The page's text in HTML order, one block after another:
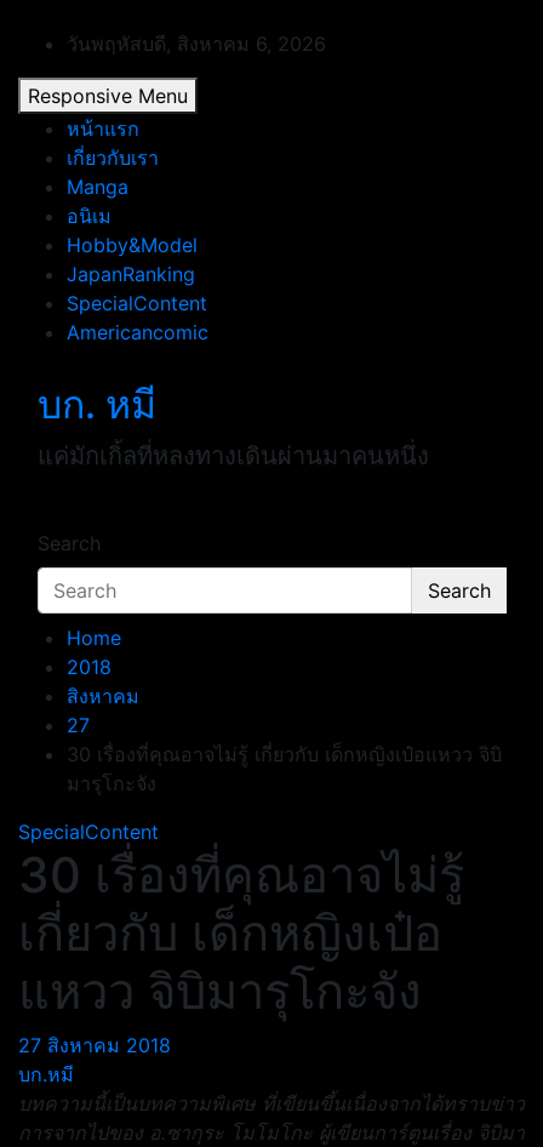
content
วันพฤหัสบดี, สิงหาคม 6, 2026
Responsive Menu
หน้าแรก
เกี่ยวกับเรา
Manga
อนิเม
Hobby&Model
JapanRanking
SpecialContent
Americancomic
บก. หมี
แค่มักเกิ้ลที่หลงทางเดินผ่านมาคนหนึ่ง
Search
Search
Home
2018
สิงหาคม
27
30 เรื่องที่คุณอาจไม่รู้ เกี่ยวกับ เด็กหญิงเป๋อแหวว จิบิ
มารุโกะจัง
SpecialContent
30 เรื่องที่คุณอาจไม่รู้
เกี่ยวกับ เด็กหญิงเป๋อ
แหวว จิบิมารุโกะจัง
27 สิงหาคม 2018
บก.หมี
บทความนี้เป็นบทความพิเศษ ที่เขียนขึ้นเนื่องจากได้ทราบข่าว
การจากไปของ อ.ซากุระ โมโมโกะ ผู้เขียนการ์ตูนเรื่อง จิบิมา